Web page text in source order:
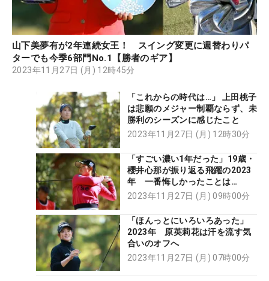
山下美夢有が2年連続女王！ スイング変更に週替わりパ
ターでも今季6部門No.1【勝者のギア】
2023年11月27日 (月) 12時45分
「これからの時代は…」 上田桃子
は悲願のメジャー制覇ならず、未
勝利のシーズンに感じたこと
2023年11月27日 (月) 12時30分
「すごい濃い1年だった」19歳・
櫻井心那が振り返る飛躍の2023
年 一番悔しかったことは…
2023年11月27日 (月) 09時00分
「ほんっとにいろいろあった」
2023年 原英莉花は汗を流す気
合いのオフへ
2023年11月27日 (月) 07時00分